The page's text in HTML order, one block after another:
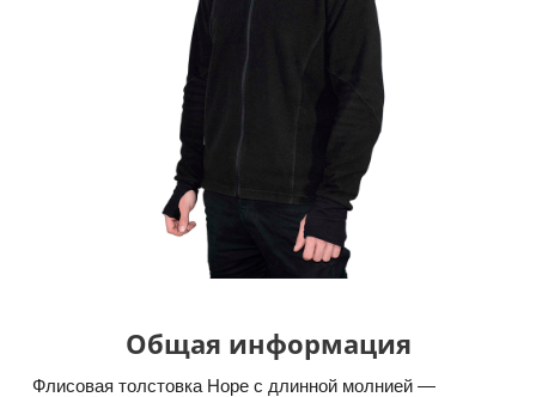
Общая информация
Флисовая толстовка Hope с длинной молнией —